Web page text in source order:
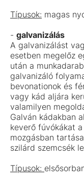
Típusok: magas
- galvanizálás
A galvanizálást
esetben megelőz
után a
galvanizáló
bevonationok és
vagy kád aljára
valamilyen
Galván kádakban
keverő fúvókákat
mozgásban
szilárd szemcsék
Típusok: